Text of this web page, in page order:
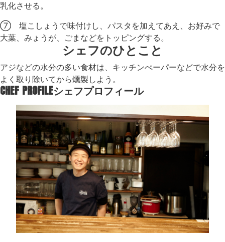
乳化させる。
⑦ 塩こしょうで味付けし、パスタを加えてあえ、お好みで
大葉、みょうが、ごまなどをトッピングする。
シェフのひとこと
アジなどの水分の多い食材は、キッチンぺーパーなどで水分を
よく取り除いてから燻製しよう。
CHEF PROFILEシェフプロフィール